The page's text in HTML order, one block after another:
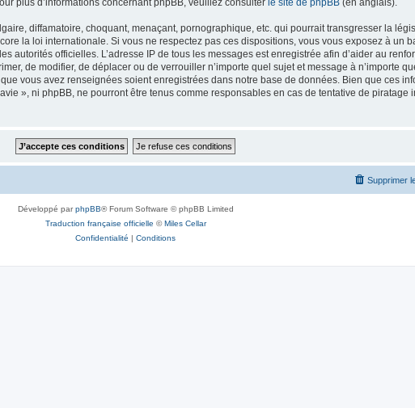
plus d’informations concernant phpBB, veuillez consulter le site de phpBB (en anglais).
diffamatoire, choquant, menaçant, pornographique, etc. qui pourrait transgresser la
la loi internationale. Si vous ne respectez pas ces dispositions, vous vous exposez à un
autorités officielles. L’adresse IP de tous les messages est enregistrée afin d’aider au
de modifier, de déplacer ou de verrouiller n’importe quel sujet et message à n’importe
vous avez renseignées soient enregistrées dans notre base de données. Bien que ces
», ni phpBB, ne pourront être tenus comme responsables en cas de tentative de piratage
Supprimer
Développé parphpBB® Forum Software © phpBB Limited
Traduction française officielle ©Miles Cellar
Confidentialité | Conditions